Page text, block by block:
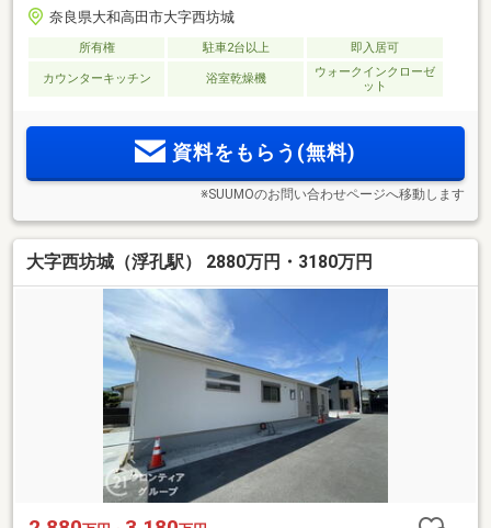
奈良県大和高田市大字西坊城
所有権 駐車2台以上 即入居可
カウンターキッチン 浴室乾燥機
ウォークインクローゼ
ット
資料をもらう(無料)
※SUUMOのお問い合わせページへ移動します
大字西坊城（浮孔駅） 2880万円・3180万円